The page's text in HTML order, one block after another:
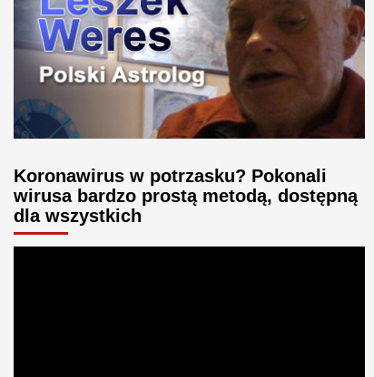
Koronawirus w potrzasku? Pokonali
wirusa bardzo prostą metodą, dostępną
dla wszystkich